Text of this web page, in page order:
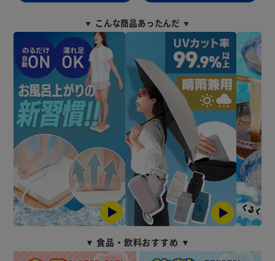
▼ こんな商品あったんだ ▼
▼ 食品・飲料おすすめ ▼